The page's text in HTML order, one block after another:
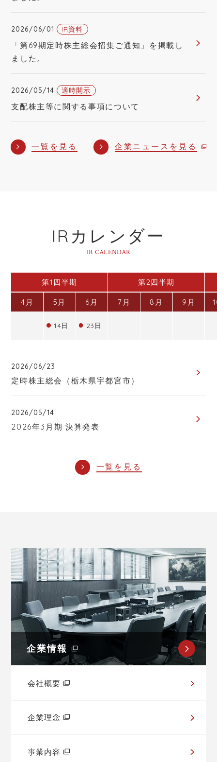
2025年３月期 有価証券報告書（PDF
2025年３月期決算説明資料（PDF
1345KB）
一括ダウンロード
一覧を見る 企業ニュースを見る
2026/06/01 IR資料
「第69期定時株主総会招集ご通知」を掲載し
ました。
2026/05/14 適時開示
支配株主等に関する事項について
IRカレンダー
IR CALENDAR
一覧を見る
第1四半期
4月 5月
14日
6月
23日
第2四半期
7月 8月 9月
2026/06/23
定時株主総会（栃木県宇都宮市）
2026/05/14
2026年3月期 決算発表
企業情報
会社概要
企業理念
事業内容